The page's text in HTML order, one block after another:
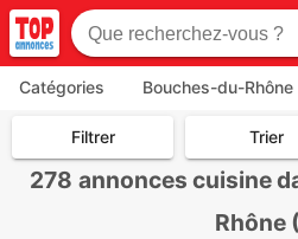
Catégories Bouches-du-Rhône
Filtrer Trier
278 annonces cuisine
Rhône